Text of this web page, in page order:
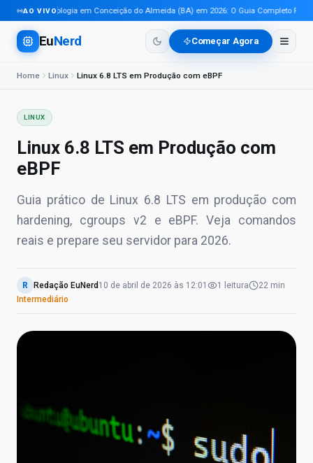
AO VIVO
Tecnologia em Conceição do Almeida (BA) em 2026: O Guia Completo Para
EuNerd Começar Agora
Home Linux Linux 6.8 LTS em Produção com eBPF
LINUX
Linux 6.8 LTS em Produção com
eBPF
Guia prático de Linux 6.8 LTS em produção com
hardening, cgroups v2 e eBPF. Veja comandos
reais e prepare seu servidor para 2026.
R Redação EuNerd 10 de abril de 2026 às 12:01 1 leitura
22 min
Intermediário